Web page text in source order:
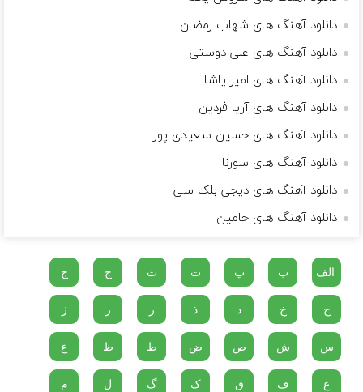
دانلود آهنگ های شهاب رمضان
دانلود آهنگ های علی دوستی
دانلود آهنگ های امیر یاشا
دانلود آهنگ های آریا فردین
دانلود آهنگ های حسین سعیدی پور
دانلود آهنگ های سورنا
دانلود آهنگ های دیجی بلک سی
دانلود آهنگ های حامین
الف ب پ ت ث ج چ
ح خ د ذ ر ز ژ
س ش ص ض ط ظ ع
غ ف ق ک گ ل م